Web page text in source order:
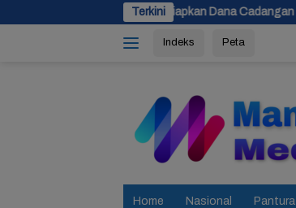
ke
Terkini
Jateng Siapkan Dana Cadangan Rp1,2 Triliun
Indeks Peta
Home Nasional Pantura